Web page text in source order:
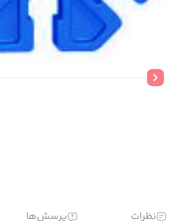
نظرات پرسش‌ها